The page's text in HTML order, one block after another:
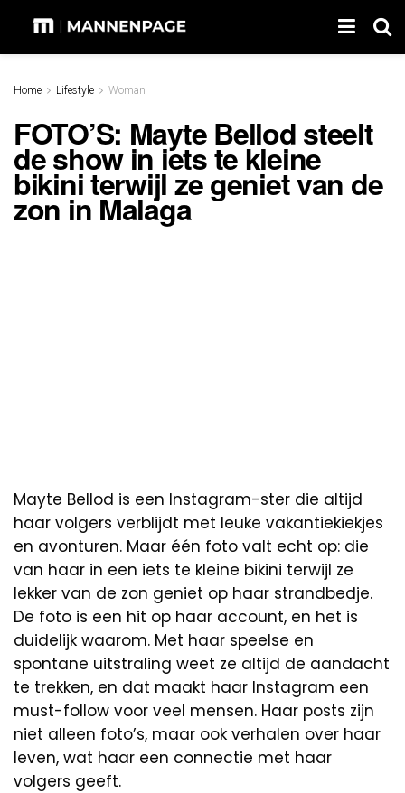
Home Lifestyle Woman
FOTO’S: Mayte Bellod steelt
de show in iets te kleine
bikini terwijl ze geniet van de
zon in Malaga
Mayte Bellod is een Instagram-ster die altijd
haar volgers verblijdt met leuke vakantiekiekjes
en avonturen. Maar één foto valt echt op: die
van haar in een iets te kleine bikini terwijl ze
lekker van de zon geniet op haar strandbedje.
De foto is een hit op haar account, en het is
duidelijk waarom. Met haar speelse en
spontane uitstraling weet ze altijd de aandacht
te trekken, en dat maakt haar Instagram een
must-follow voor veel mensen. Haar posts zijn
niet alleen foto’s, maar ook verhalen over haar
leven, wat haar een connectie met haar
volgers geeft.